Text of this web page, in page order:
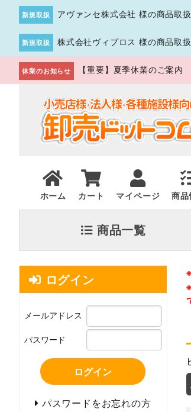
新規取扱 アヴァンセ株式会社 様の商品取
新規取扱 株式会社ヴィプロス 様の商品取
休業のお知らせ 【重要】夏季休業のご案内
ホーム カート マイページ 商品
商品一覧
ログイン
メールアドレス
パスワード
ログイン
パスワードをお忘れの方